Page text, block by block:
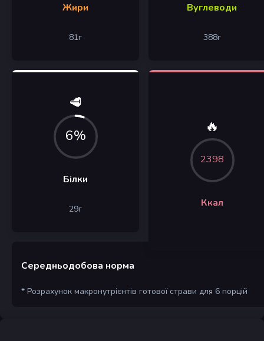
Жири
81г
Вуглеводи
388г
🥩
6%
Білки
29г
🔥
2398
Ккал
Середньодобова норма
* Розрахунок макронутрієнтів готової страви для 6 порцій